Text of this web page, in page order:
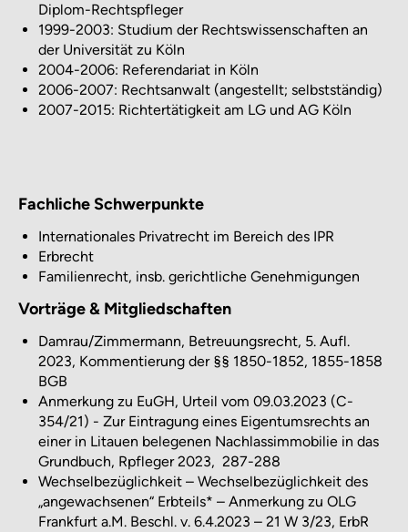
Diplom-Rechtspfleger
1999-2003: Studium der Rechtswissenschaften an
der Universität zu Köln
2004-2006: Referendariat in Köln
2006-2007: Rechtsanwalt (angestellt; selbstständig)
2007-2015: Richtertätigkeit am LG und AG Köln
Fachliche Schwerpunkte
Internationales Privatrecht im Bereich des IPR
Erbrecht
Familienrecht, insb. gerichtliche Genehmigungen
Vorträge & Mitgliedschaften
Damrau/Zimmermann, Betreuungsrecht, 5. Aufl.
2023, Kommentierung der §§ 1850-1852, 1855-1858
BGB
Anmerkung zu EuGH, Urteil vom 09.03.2023 (C-
354/21) - Zur Eintragung eines Eigentumsrechts an
einer in Litauen belegenen Nachlassimmobilie in das
Grundbuch, Rpfleger 2023, 287-288
Wechselbezüglichkeit – Wechselbezüglichkeit des
„angewachsenen“ Erbteils* – Anmerkung zu OLG
Frankfurt a.M. Beschl. v. 6.4.2023 – 21 W 3/23, ErbR